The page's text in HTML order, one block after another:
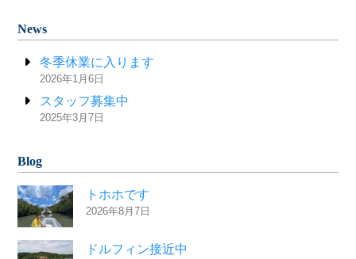
News
冬季休業に入ります
2026年1月6日
スタッフ募集中
2025年3月7日
Blog
トホホです
2026年8月7日
ドルフィン接近中